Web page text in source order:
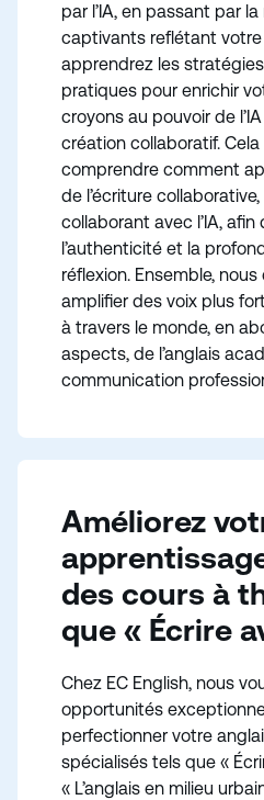
par l’IA, en passant par
captivants reflétant
apprendrez les
pratiques pour enrichir
croyons au pouvoir de
création collaboratif.
comprendre comment
de l’écriture
collaborant avec l’IA,
l’authenticité et la
réflexion. Ensemble,
amplifier des voix plus
à travers le monde, en
aspects, de l’anglais
communication
Améliorez
des cours à
que « Écrire
Chez EC English, nous
opportunités
perfectionner votre
spécialisés tels que «
« L’anglais en milieu